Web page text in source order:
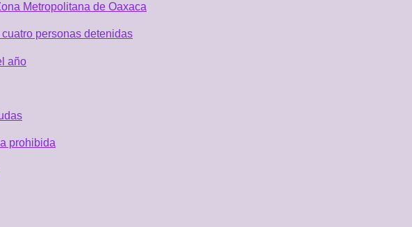
Metropolitana de Oaxaca
personas detenidas
año
prohibida